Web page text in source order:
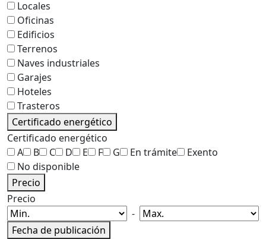
Locales
Oficinas
Edificios
Terrenos
Naves industriales
Garajes
Hoteles
Trasteros
Certificado energético
Certificado energético
A
B C D E F G En trámite
Exento
No disponible
Precio
Precio
-
Fecha de publicación